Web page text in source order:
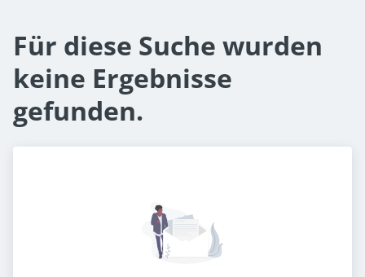
Für diese Suche wurden
keine Ergebnisse
gefunden.